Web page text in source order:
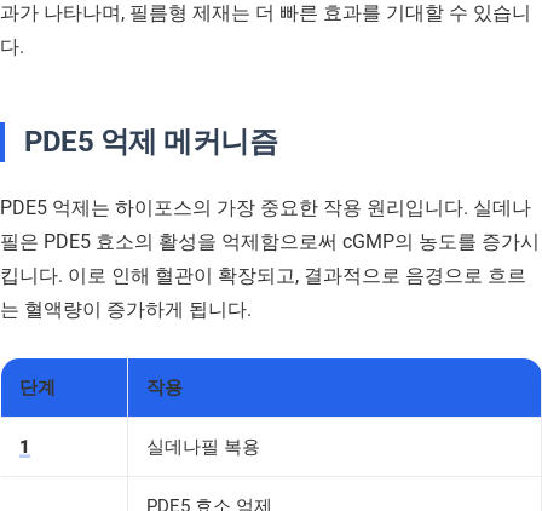
과가 나타나며, 필름형 제재는 더 빠른 효과를 기대할 수 있습니
다.
PDE5 억제 메커니즘
PDE5 억제는 하이포스의 가장 중요한 작용 원리입니다. 실데나
필은 PDE5 효소의 활성을 억제함으로써 cGMP의 농도를 증가시
킵니다. 이로 인해 혈관이 확장되고, 결과적으로 음경으로 흐르
는 혈액량이 증가하게 됩니다.
단계 작용
1 실데나필 복용
PDE5 효소 억제